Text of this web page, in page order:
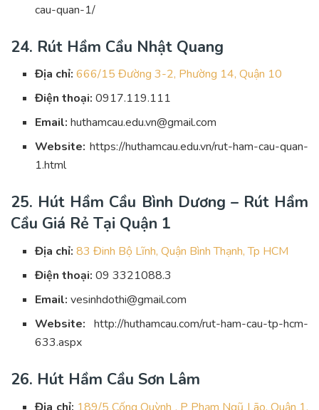
cau-quan-1/
24. Rút Hầm Cầu Nhật Quang
Địa chỉ: 666/15 Đường 3-2, Phường 14, Quận 10
Điện thoại: 0917.119.111
Email: huthamcau.edu.vn@gmail.com
Website: https://huthamcau.edu.vn/rut-ham-cau-quan-
1.html
25. Hút Hầm Cầu Bình Dương – Rút Hầm
Cầu Giá Rẻ Tại Quận 1
Địa chỉ: 83 Đinh Bộ Lĩnh, Quận Bình Thạnh, Tp HCM
Điện thoại: 09 3321088.3
Email: vesinhdothi@gmail.com
Website: http://huthamcau.com/rut-ham-cau-tp-hcm-
633.aspx
26. Hút Hầm Cầu Sơn Lâm